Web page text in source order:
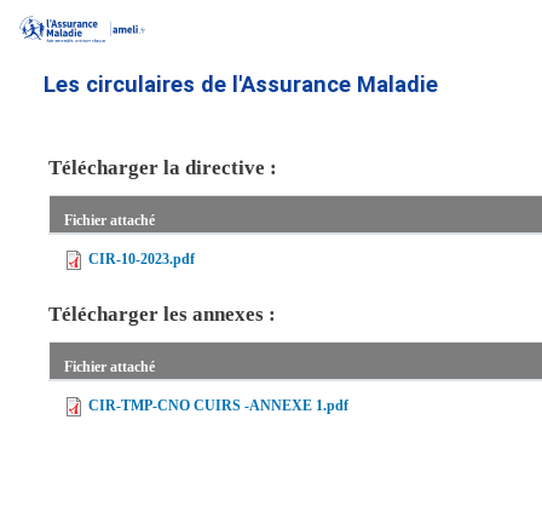
contenu
Les circulaires de l'Assurance Maladie
Télécharger la directive :
Fichier attaché
CIR-10-2023.pdf
Télécharger les annexes :
Fichier attaché
CIR-TMP-CNO CUIRS -ANNEXE 1.pdf